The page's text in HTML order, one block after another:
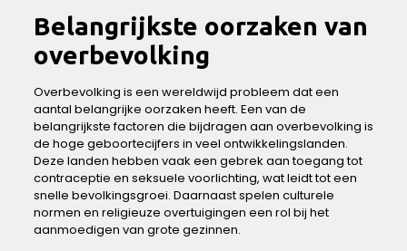
Belangrijkste oorzaken van⁤
overbevolking
Overbevolking is‍ een wereldwijd probleem dat een
aantal‌ belangrijke oorzaken heeft. Een van‍ de
belangrijkste factoren die bijdragen‍ aan⁤ overbevolking is
de hoge ⁣geboortecijfers ⁣in veel ontwikkelingslanden.
Deze ​landen hebben‌ vaak een gebrek⁣ aan toegang⁣ tot
contraceptie ⁣en seksuele voorlichting, ⁤wat⁣ leidt ⁣tot een
snelle ‌bevolkingsgroei. Daarnaast spelen culturele
normen en‍ religieuze overtuigingen een rol bij het
aanmoedigen van ⁢grote ​gezinnen.